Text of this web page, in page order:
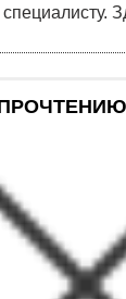
специалисту.